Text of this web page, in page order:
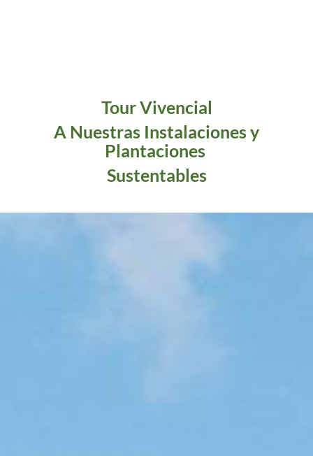
Tour Vivencial
A Nuestras Instalaciones y
Plantaciones
Sustentables